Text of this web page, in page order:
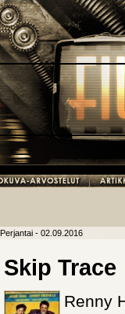
Perjantai - 02.09.2016
Skip Trace
Renny